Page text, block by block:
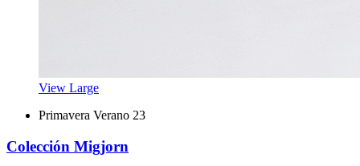
View Large
Primavera Verano 23
Colección Migjorn